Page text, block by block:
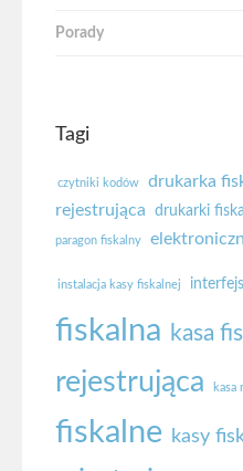
Porady
Tagi
czytniki kodów drukarka
rejestrująca
drukarki
paragon fiskalny
instalacja kasy fiskalnej
fiskalna kasa
rejestrująca
kasa
fiskalne kasy